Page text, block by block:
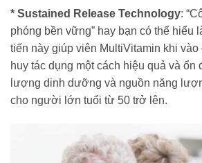
* Sustained Release Technology:
phóng bền vững” hay bạn có thể hiểu
tiến này giúp viên MultiVitamin khi vào
huy tác dụng một cách hiệu quả và ổn
lượng dinh dưỡng và nguồn năng
cho người lớn tuổi từ 50 trở lên.